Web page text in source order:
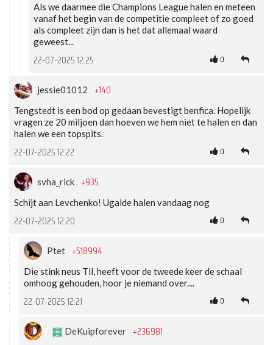
Als we daarmee die Champions League halen en meteen
vanaf het begin van de competitie compleet of zo goed
als compleet zijn dan is het dat allemaal waard
geweest...
22-07-2025 12:25 0
jessie01012 +140
Tengstedt is een bod op gedaan bevestigt benfica. Hopelijk
vragen ze 20 miljoen dan hoeven we hem niet te halen en dan
halen we een topspits.
22-07-2025 12:22 0
svha_rick +935
Schijt aan Levchenko! Ugalde halen vandaag nog
22-07-2025 12:20 0
Ptet +518994
Die stink neus Til, heeft voor de tweede keer de schaal
omhoog gehouden, hoor je niemand over....
22-07-2025 12:21 0
DeKuipforever +236981